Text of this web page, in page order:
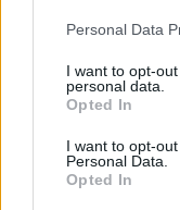
Please note that
not limited to your
grant or deny
use your data for
consent section.
Personal Data
I want to opt-
personal data.
Opted In
I want to opt-
Personal Data.
Opted In